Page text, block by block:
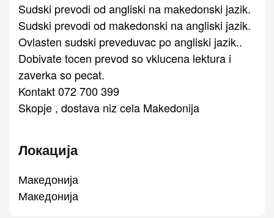
Sudski prevodi od angliski na makedonski jazik.
Sudski prevodi od makedonski na angliski jazik.
Ovlasten sudski preveduvac po angliski jazik..
Dobivate tocen prevod so vklucena lektura i
zaverka so pecat.
Kontakt 072 700 399
Skopje , dostava niz cela Makedonija
Локација
Македонија
Македонија